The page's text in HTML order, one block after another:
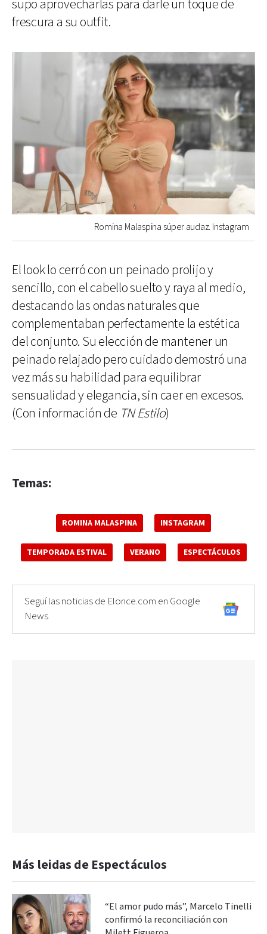
supo aprovecharlas para darle un toque de
frescura a su outfit.
Romina Malaspina súper audaz. Instagram
El look lo cerró con un peinado prolijo y
sencillo, con el cabello suelto y raya al medio,
destacando las ondas naturales que
complementaban perfectamente la estética
del conjunto. Su elección de mantener un
peinado relajado pero cuidado demostró una
vez más su habilidad para equilibrar
sensualidad y elegancia, sin caer en excesos.
(Con información de TN Estilo)
Temas:
ROMINA MALASPINA INSTAGRAM
TEMPORADA ESTIVAL VERANO ESPECTÁCULOS
Seguí las noticias de Elonce.com en Google
News
Más leidas de Espectáculos
“El amor pudo más”, Marcelo Tinelli
confirmó la reconciliación con